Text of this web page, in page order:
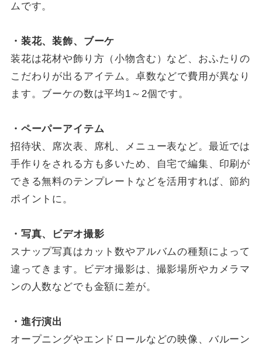
ムです。
・装花、装飾、ブーケ
装花は花材や飾り方（小物含む）など、おふたりの
こだわりが出るアイテム。卓数などで費用が異なり
ます。ブーケの数は平均1～2個です。
・ペーパーアイテム
招待状、席次表、席札、メニュー表など。最近では
手作りをされる方も多いため、自宅で編集、印刷が
できる無料のテンプレートなどを活用すれば、節約
ポイントに。
・写真、ビデオ撮影
スナップ写真はカット数やアルバムの種類によって
違ってきます。ビデオ撮影は、撮影場所やカメラマ
ンの人数などでも金額に差が。
・進行演出
オープニングやエンドロールなどの映像、バルーン